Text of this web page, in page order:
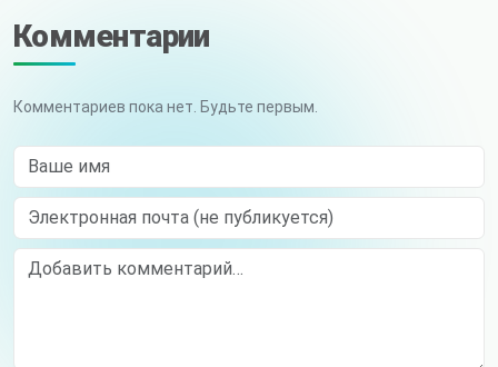
Комментарии
Комментариев пока нет. Будьте первым.
Ваше имя
Электронная почта (не публикуется)
Comment